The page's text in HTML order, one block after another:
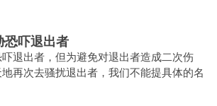
恐吓退出者
退出者，但为避免对退出者造成二次伤
再次去骚扰退出者，我们不能提具体的名